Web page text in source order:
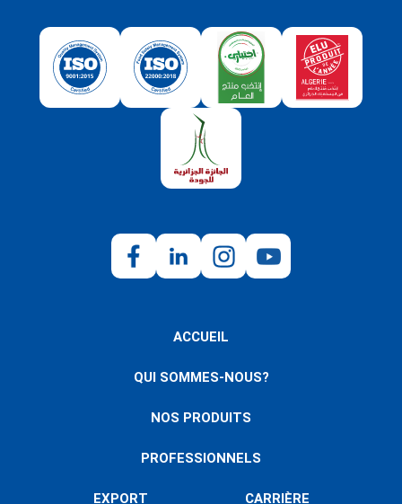
ACCUEIL
QUI SOMMES-NOUS?
NOS PRODUITS
PROFESSIONNELS
EXPORT CARRIÈRE